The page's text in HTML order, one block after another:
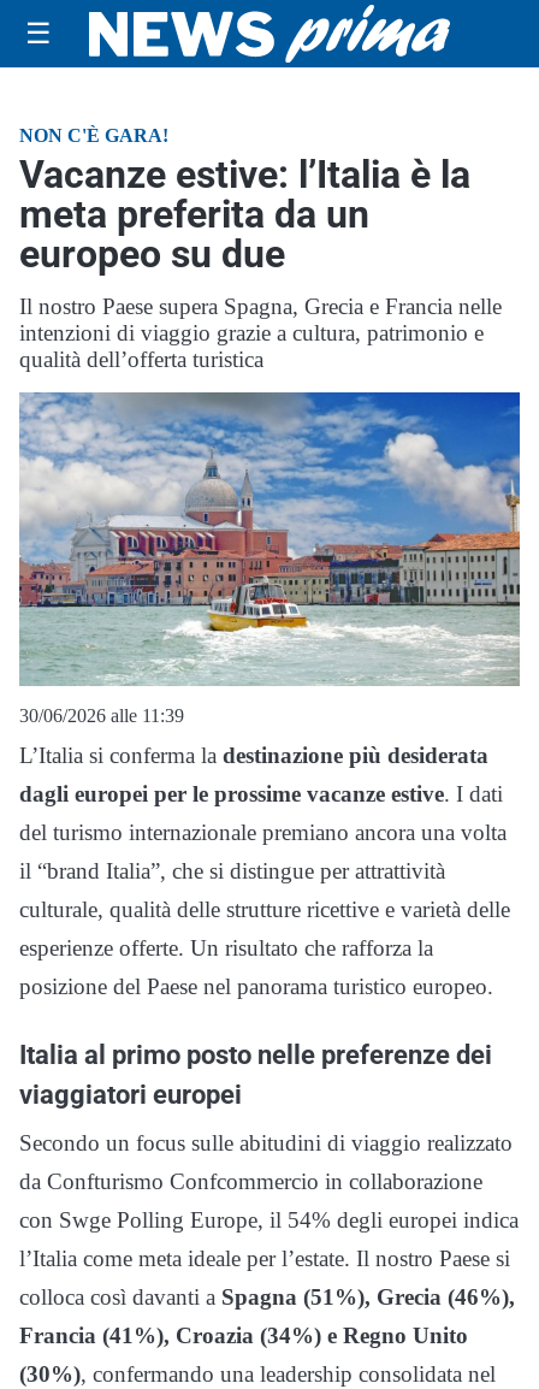
☰
NON C'È GARA!
Vacanze estive: l’Italia è la
meta preferita da un
europeo su due
Il nostro Paese supera Spagna, Grecia e Francia nelle
intenzioni di viaggio grazie a cultura, patrimonio e
qualità dell’offerta turistica
30/06/2026 alle 11:39
L’Italia si conferma la destinazione più desiderata
dagli europei per le prossime vacanze estive. I dati
del turismo internazionale premiano ancora una volta
il “brand Italia”, che si distingue per attrattività
culturale, qualità delle strutture ricettive e varietà delle
esperienze offerte. Un risultato che rafforza la
posizione del Paese nel panorama turistico europeo.
Italia al primo posto nelle preferenze dei
viaggiatori europei
Secondo un focus sulle abitudini di viaggio realizzato
da Confturismo Confcommercio in collaborazione
con Swge Polling Europe, il 54% degli europei indica
l’Italia come meta ideale per l’estate. Il nostro Paese si
colloca così davanti a Spagna (51%), Grecia (46%),
Francia (41%), Croazia (34%) e Regno Unito
(30%), confermando una leadership consolidata nel